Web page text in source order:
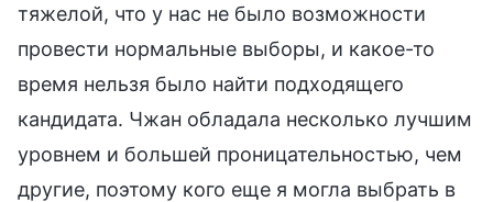
тяжелой, что у нас не было возможности
провести нормальные выборы, и какое-то
время нельзя было найти подходящего
кандидата. Чжан обладала несколько лучшим
уровнем и большей проницательностью, чем
другие, поэтому кого еще я могла выбрать в